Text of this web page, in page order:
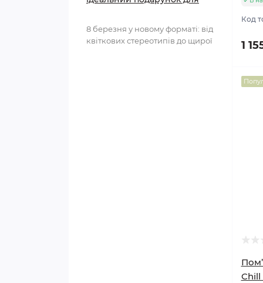
8 березня у новому форматі: від
квіткових стереотипів до щирої
Код
1
Chill